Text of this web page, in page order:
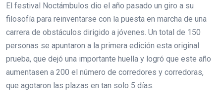
El festival Noctámbulos dio el año pasado un giro a su
filosofía para reinventarse con la puesta en marcha de una
carrera de obstáculos dirigido a jóvenes. Un total de 150
personas se apuntaron a la primera edición esta original
prueba, que dejó una importante huella y logró que este año
aumentasen a 200 el número de corredores y corredoras,
que agotaron las plazas en tan solo 5 días.